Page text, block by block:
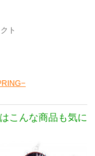
ト
こんな商品も気に